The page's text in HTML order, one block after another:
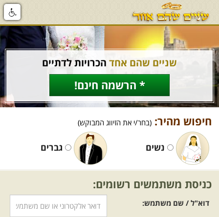
שניים שהם אחד הכרויות לדתיים
* הרשמה חינם!
חיפוש מהיר: (בחר/י את הזיווג המבוקש)
נשים גברים
כניסת משתמשים רשומים:
דוא"ל / שם משתמש: